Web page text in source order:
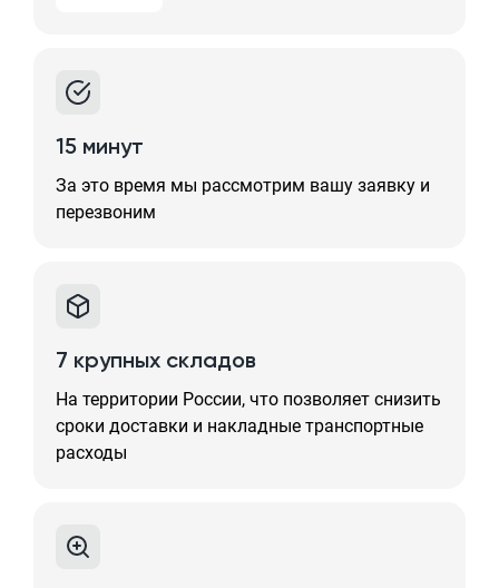
15 минут
За это время мы рассмотрим вашу заявку и
перезвоним
7 крупных складов
На территории России, что позволяет снизить
сроки доставки и накладные транспортные
расходы